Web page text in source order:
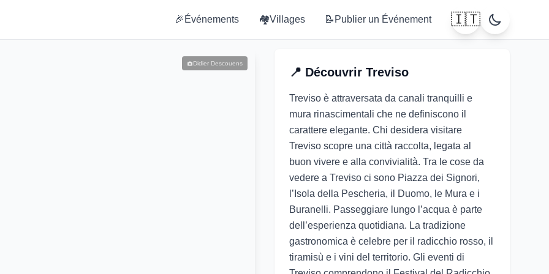
🎉 Événements 🏘️Villages 📝 Publier un Événement 🇮🇹
Didier Descouens
📍 Découvrir Treviso
Treviso è attraversata da canali tranquilli e
mura rinascimentali che ne definiscono il
carattere elegante. Chi desidera visitare
Treviso scopre una città raccolta, legata al
buon vivere e alla convivialità. Tra le cose da
vedere a Treviso ci sono Piazza dei Signori,
l’Isola della Pescheria, il Duomo, le Mura e i
Buranelli. Passeggiare lungo l’acqua è parte
dell’esperienza quotidiana. La tradizione
gastronomica è celebre per il radicchio rosso, il
tiramisù e i vini del territorio. Gli eventi di